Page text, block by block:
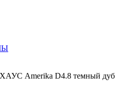
Amerika D4.8 темный дуб